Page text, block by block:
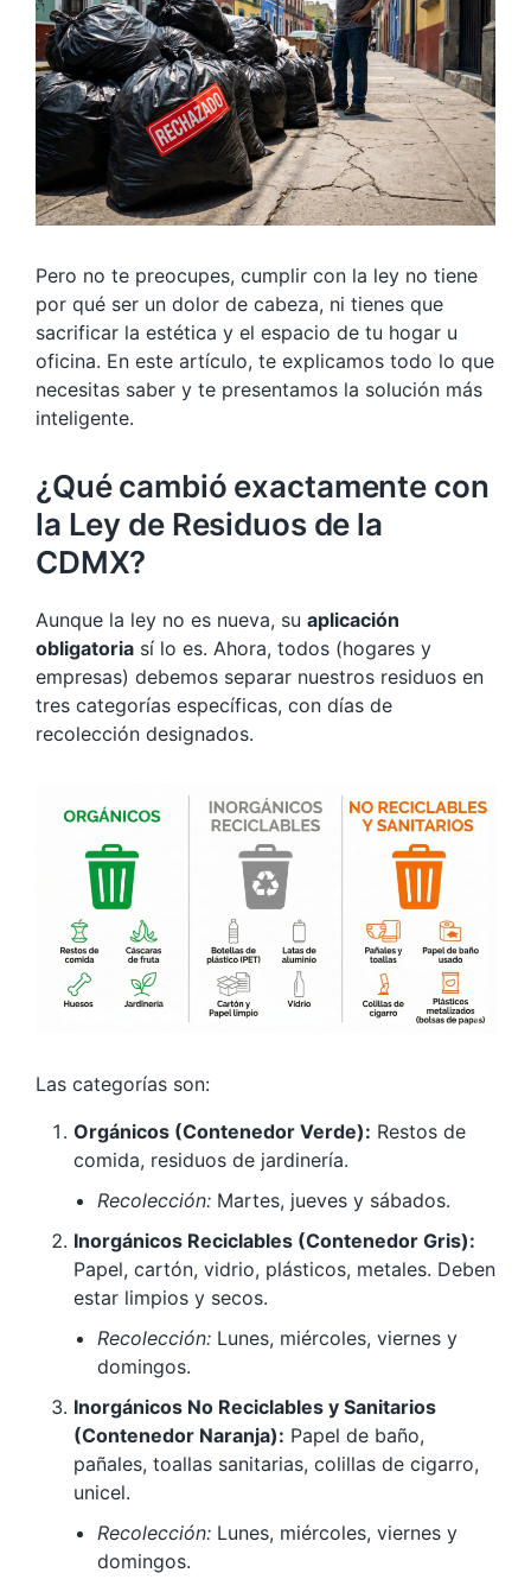
Pero no te preocupes, cumplir con la ley no tiene
por qué ser un dolor de cabeza, ni tienes que
sacrificar la estética y el espacio de tu hogar u
oficina. En este artículo, te explicamos todo lo que
necesitas saber y te presentamos la solución más
inteligente.
¿Qué cambió exactamente con
la Ley de Residuos de la
CDMX?
Aunque la ley no es nueva, su aplicación
obligatoria sí lo es. Ahora, todos (hogares y
empresas) debemos separar nuestros residuos en
tres categorías específicas, con días de
recolección designados.
Las categorías son:
Orgánicos (Contenedor Verde): Restos de
comida, residuos de jardinería.
Recolección: Martes, jueves y sábados.
Inorgánicos Reciclables (Contenedor Gris):
Papel, cartón, vidrio, plásticos, metales. Deben
estar limpios y secos.
Recolección: Lunes, miércoles, viernes y
domingos.
Inorgánicos No Reciclables y Sanitarios
(Contenedor Naranja): Papel de baño,
pañales, toallas sanitarias, colillas de cigarro,
unicel.
Recolección: Lunes, miércoles, viernes y
domingos.